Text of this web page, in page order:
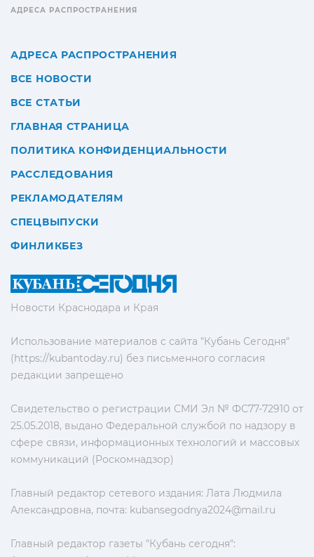
Новости Краснодара и Края
Использование материалов с сайта "Кубань Сегодня"
(https://kubantoday.ru) без письменного согласия
редакции запрещено
Свидетельство о регистрации СМИ Эл № ФС77-72910 от
25.05.2018, выдано Федеральной службой по надзору в
сфере связи, информационных технологий и массовых
коммуникаций (Роскомнадзор)
Главный редактор сетевого издания: Лата Людмила
Александровна, почта: kubansegodnya2024@mail.ru
Главный редактор газеты "Кубань сегодня":
АДРЕСА РАСПРОСТРАНЕНИЯ
АДРЕСА РАСПРОСТРАНЕНИЯ
ВСЕ НОВОСТИ
ВСЕ СТАТЬИ
ГЛАВНАЯ СТРАНИЦА
ПОЛИТИКА КОНФИДЕНЦИАЛЬНОСТИ
РАССЛЕДОВАНИЯ
РЕКЛАМОДАТЕЛЯМ
СПЕЦВЫПУСКИ
ФИНЛИКБЕЗ